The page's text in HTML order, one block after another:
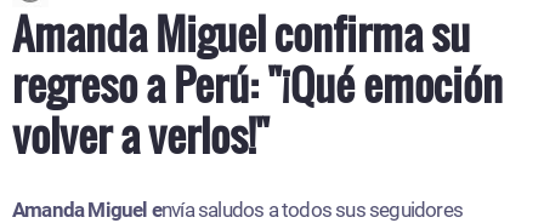
Amanda Miguel confirma su
regreso a Perú: "¡Qué emoción
volver a verlos!"
Amanda Miguel envía saludos a todos sus seguidores